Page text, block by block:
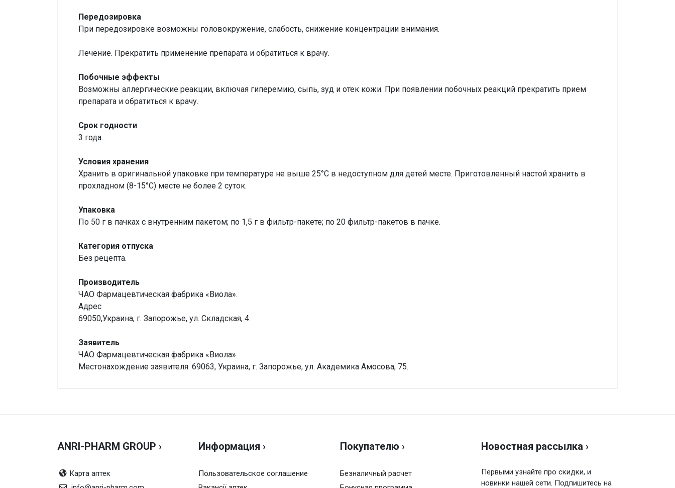
Передозировка
При передозировке возможны головокружение, слабость, снижение концентрации внимания.
Лечение. Прекратить применение препарата и обратиться к врачу.
Побочные эффекты
Возможны аллергические реакции, включая гиперемию, сыпь, зуд и отек кожи. При появлении побочных реакций прекратить прием
препарата и обратиться к врачу.
Срок годности
3 года.
Условия хранения
Хранить в оригинальной упаковке при температуре не выше 25°С в недоступном для детей месте. Приготовленный настой хранить в
прохладном (8-15°С) месте не более 2 суток.
Упаковка
По 50 г в пачках с внутренним пакетом; по 1,5 г в фильтр-пакете; по 20 фильтр-пакетов в пачке.
Категория отпуска
Без рецепта.
Производитель
ЧАО Фармацевтическая фабрика «Виола».
Адрес
69050,Украина, г. Запорожье, ул. Складская, 4.
Заявитель
ЧАО Фармацевтическая фабрика «Виола».
Местонахождение заявителя. 69063, Украина, г. Запорожье, ул. Академика Амосова, 75.
Температура хранения
от 5 до 25°C
Срок годности
3 года
ANRI-PHARM GROUP ›
Карта аптек
Информация ›
Пользовательское соглашение
Покупателю ›
Безналичный расчет
Новостная рассылка ›
Первыми узнайте про скидки, и
новинки нашей сети. Подпишитесь на